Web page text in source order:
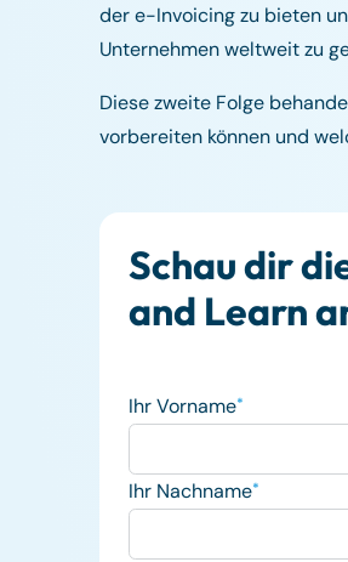
der e-Invoicing zu bieten
Unternehmen weltweit zu
Diese zweite Folge
vorbereiten können und
Schau dir
and Learn
Ihr Vorname*
Ihr Nachname*